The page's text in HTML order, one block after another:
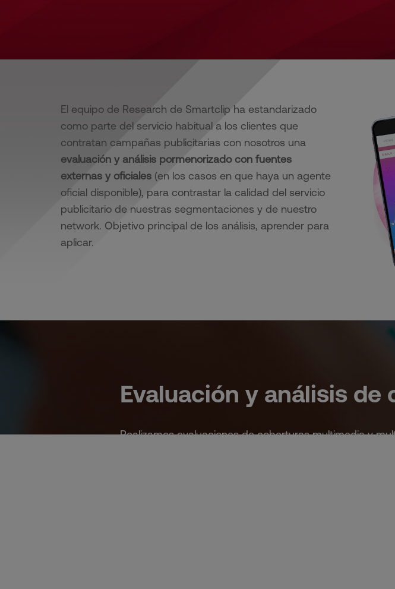
El equipo de Research de Smartclip ha estandarizado
como parte del servicio habitual a los clientes que
contratan campañas publicitarias con nosotros una
evaluación y análisis pormenorizado con fuentes
externas y oficiales (en los casos en que haya un agente
oficial disponible), para contrastar la calidad del servicio
publicitario de nuestras segmentaciones y de nuestro
network. Objetivo principal de los análisis, aprender para
aplicar.
Evaluación y análisis de
Realizamos evaluaciones de coberturas multimedia y